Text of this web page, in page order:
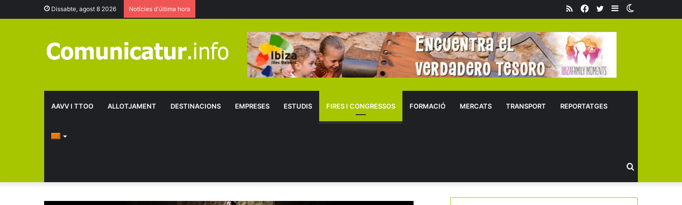
Dissabte, agost 8 2026 Notícies d'última hora Sidebar
Twitter
Facebook
RSS
AAVV I TTOO ALLOTJAMENT DESTINACIONS EMPRESES ESTUDIS FIRES I CONGRESSOS FORMACIÓ MERCATS TRANSPORT REPORTATGES
Buscar